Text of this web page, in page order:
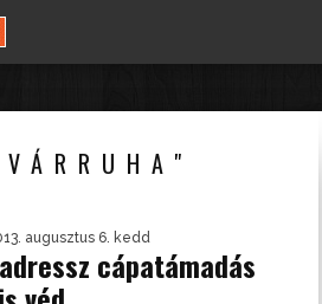
augusztus 6. kedd
cápatámadás